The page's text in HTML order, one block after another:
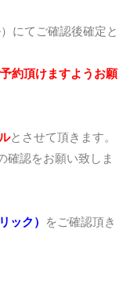
にてご確認後確定と
約頂けますようお願
とさせて頂きます。
確認をお願い致しま
ック）
をご確認頂き